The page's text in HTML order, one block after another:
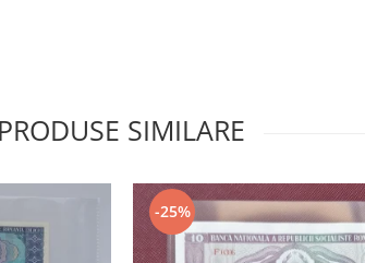
PRODUSE SIMILARE
-25%